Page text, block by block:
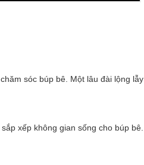
sóc búp bê. Một lâu đài lộng lẫy
xếp không gian sống cho búp bê.